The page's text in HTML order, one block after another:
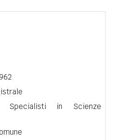
Specialisti in Scienze